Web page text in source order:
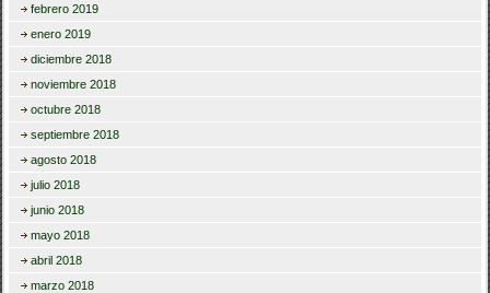
febrero 2019
enero 2019
diciembre 2018
noviembre 2018
octubre 2018
septiembre 2018
agosto 2018
julio 2018
junio 2018
mayo 2018
abril 2018
marzo 2018